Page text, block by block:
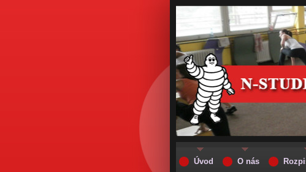
Úvod O nás